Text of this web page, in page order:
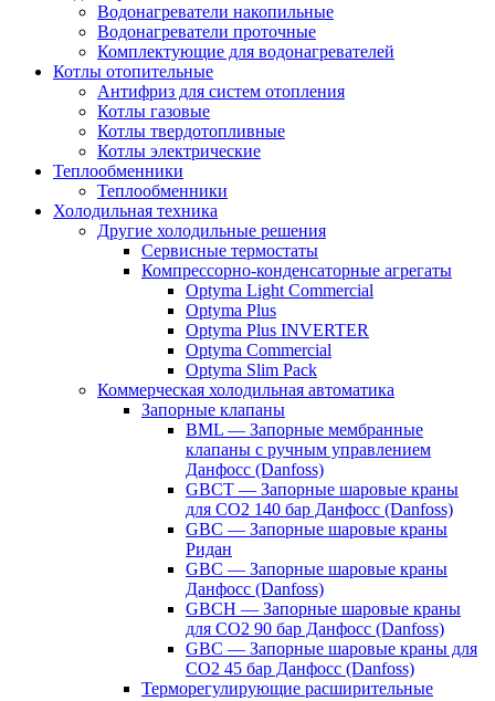
Водонагреватели накопильные
Водонагреватели проточные
Комплектующие для водонагревателей
Котлы отопительные
Антифриз для систем отопления
Котлы газовые
Котлы твердотопливные
Котлы электрические
Теплообменники
Теплообменники
Холодильная техника
Другие холодильные решения
Сервисные термостаты
Компрессорно-конденсаторные агрегаты
Optyma Light Commercial
Optyma Plus
Optyma Plus INVERTER
Optyma Commercial
Optyma Slim Pack
Коммерческая холодильная автоматика
Запорные клапаны
BML — Запорные мембранные
клапаны с ручным управлением
Данфосс (Danfoss)
GBCT — Запорные шаровые краны
для CO2 140 бар Данфосс (Danfoss)
GBC — Запорные шаровые краны
Ридан
GBC — Запорные шаровые краны
Данфосс (Danfoss)
GBCH — Запорные шаровые краны
для CO2 90 бар Данфосс (Danfoss)
GBC — Запорные шаровые краны для
CO2 45 бар Данфосс (Danfoss)
Терморегулирующие расширительные